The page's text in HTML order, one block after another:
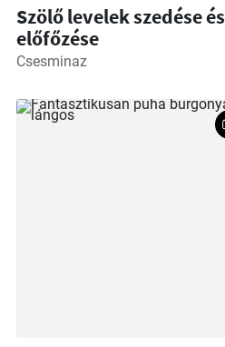
Szölő levelek szedése és
előfőzése
Csesminaz